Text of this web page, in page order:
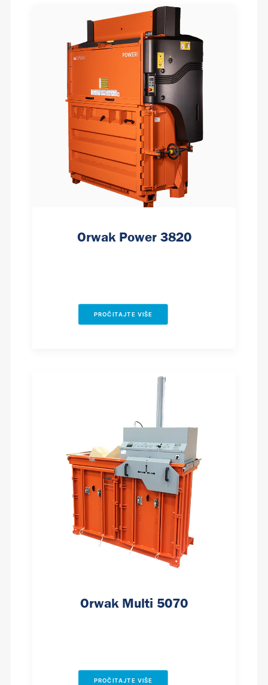
Orwak Power 3820
PROČITAJTE VIŠE
Orwak Multi 5070
PROČITAJTE VIŠE